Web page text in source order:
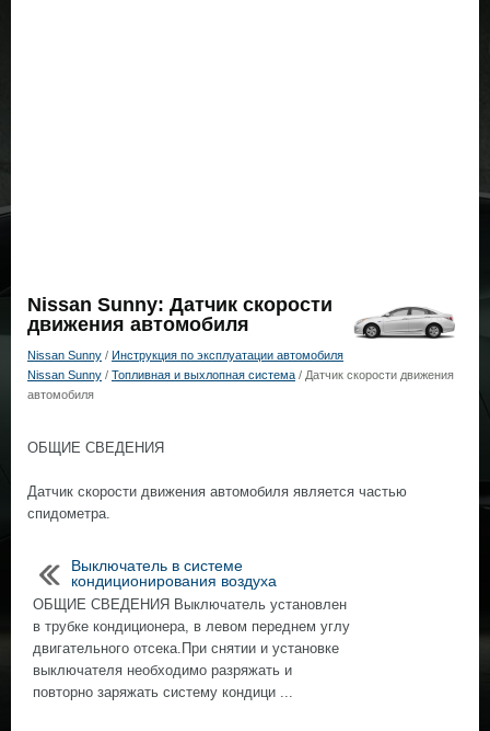
Nissan Sunny: Датчик скорости
движения автомобиля
Nissan Sunny / Инструкция по эксплуатации автомобиля
Nissan Sunny / Топливная и выхлопная система / Датчик скорости движения
автомобиля
ОБЩИЕ СВЕДЕНИЯ
Датчик скорости движения автомобиля является частью
спидометра.
Выключатель в системе
кондиционирования воздуха
ОБЩИЕ СВЕДЕНИЯ Выключатель установлен
в трубке кондиционера, в левом переднем углу
двигательного отсека.При снятии и установке
выключателя необходимо разряжать и
повторно заряжать систему кондици ...